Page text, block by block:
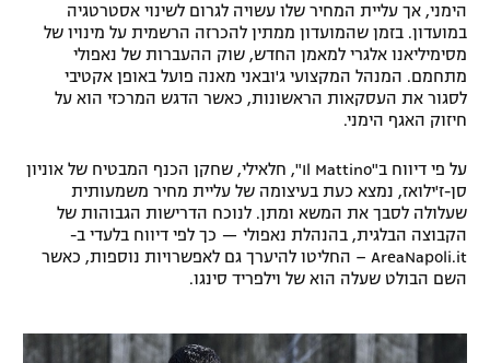
תקנון עבור פעילות אלקטרה
תקנון עבור פעילות ספורט 1 – "מרלן"
גיימינג E-Sports
תנאי שימוש
מדיניות פרטיות
תקנון פעילות ספורט 1
פוטבול אמריקאי NFL
בייסבול MLB
ספורט אתגרי ואקסטרים
אומנויות לחימה
גיימינג E-Sports
הימני, אך עליית המחיר שלו עשויה לגרום לשינוי אסטרטגיה
במועדון. בזמן שהמועדון ממתין להכרזה הרשמית על מינויו של
מסימיליאנו אלגרי למאמן החדש, שוק ההעברות של נאפולי
מתחמם. המנהל המקצועי ג'ובאני מאנה פועל באופן אקטיבי
לסגור את העסקאות הראשונות, כאשר הדגש המרכזי הוא על
חיזוק האגף הימני.
על פי דיווח ב"Il Mattino", חלאילי, שחקן הכנף המבטיח של אוניון
סן-ז'ילואז, נמצא כעת בעיצומה של עליית מחיר משמעותית
שעלולה לסבך את המשא ומתן. לנוכח הדרישות הגבוהות של
הקבוצה הבלגית, בהנהלת נאפולי — כך לפי דיווח בלעדי ב-
AreaNapoli.it – החליטו להיערך גם לאפשרויות נוספות, כאשר
השם הבולט שעלה הוא של וילפריד סינגו.